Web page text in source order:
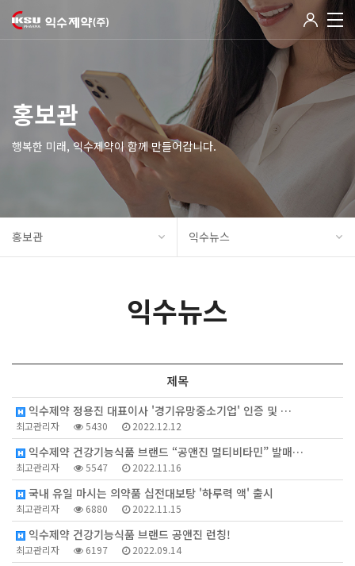
홍보관
행복한 미래, 익수제약이 함께 만들어갑니다.
홍보관 익수뉴스
익수뉴스
제목
익수제약 정용진 대표이사 '경기유망중소기업' 인증 및 …
최고관리자 5430 2022.12.12
익수제약 건강기능식품 브랜드 “공앤진 멀티비타민” 발매…
최고관리자 5547 2022.11.16
국내 유일 마시는 의약품 십전대보탕 '하루력 액' 출시
최고관리자 6880 2022.11.15
익수제약 건강기능식품 브랜드 공앤진 런칭!
최고관리자 6197 2022.09.14